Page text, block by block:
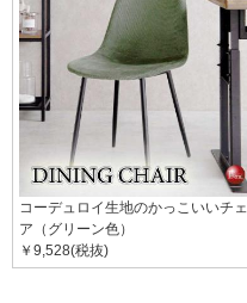
コーデュロイ生地のかっこいいチェ
ア（グリーン色）
￥9,528(税抜)